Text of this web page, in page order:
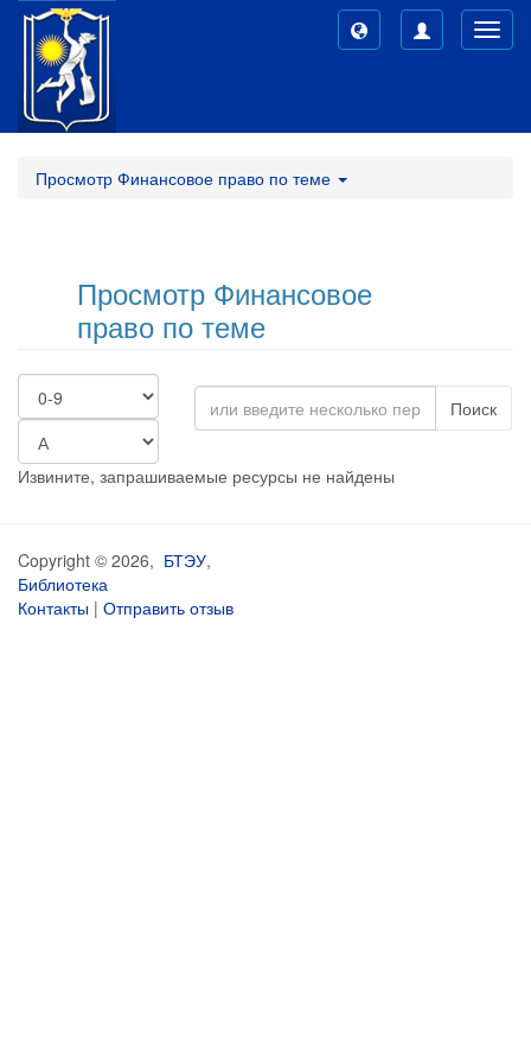
Просмотр Финансовое право по теме
Просмотр Финансовое
право по теме
Поиск
Извините, запрашиваемые ресурсы не найдены
Copyright © 2026, БТЭУ,
Библиотека
Контакты | Отправить отзыв